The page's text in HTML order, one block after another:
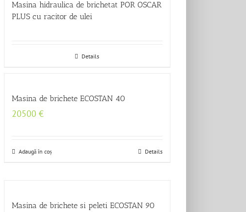
Masina hidraulica de brichetat POR OSCAR
PLUS cu racitor de ulei
Details
Masina de brichete ECOSTAN 40
20500 €
Adaugă în coș Details
Masina de brichete si peleti ECOSTAN 90